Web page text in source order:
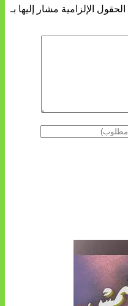
الحقول الإلزامية مشار إليها بـ